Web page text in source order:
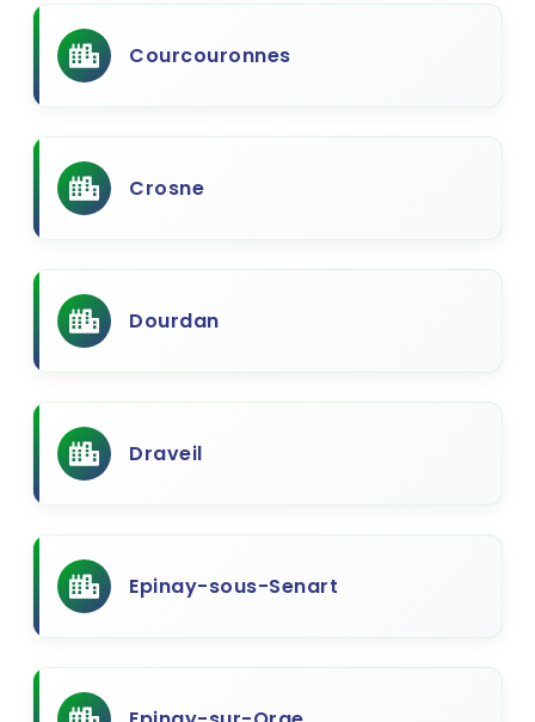
Courcouronnes
Crosne
Dourdan
Draveil
Epinay-sous-Senart